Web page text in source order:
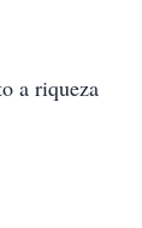
a riqueza